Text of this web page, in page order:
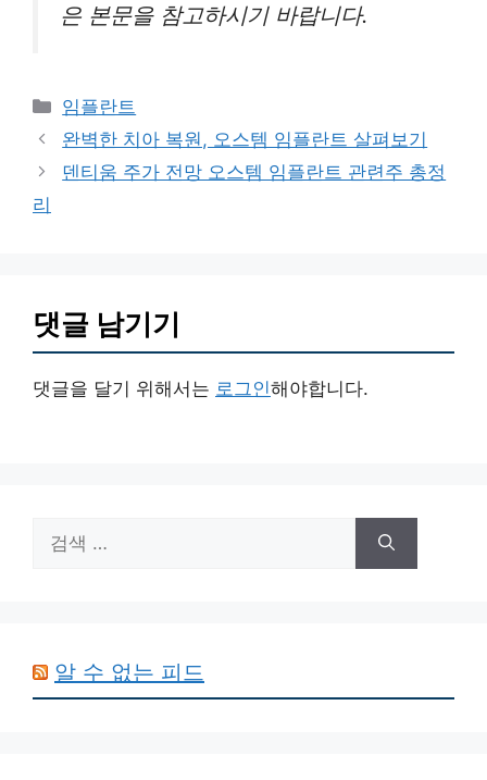
은 본문을 참고하시기 바랍니다.
카
테
리
임플란트
완벽한 치아 복원, 오스템 임플란트 살펴보기
덴티움 주가 전망 오스템 임플란트 관련주 총정
리
댓글 남기기
댓글을 달기 위해서는 로그인해야합니다.
색:
알 수 없는 피드